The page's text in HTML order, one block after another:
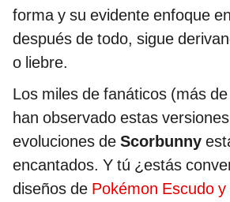
forma y su evidente enfoque
después de todo, sigue
o liebre.
Los miles de fanáticos (más
han observado estas
evoluciones de Scorbunny
encantados. Y tú ¿estás
diseños de Pokémon Escudo